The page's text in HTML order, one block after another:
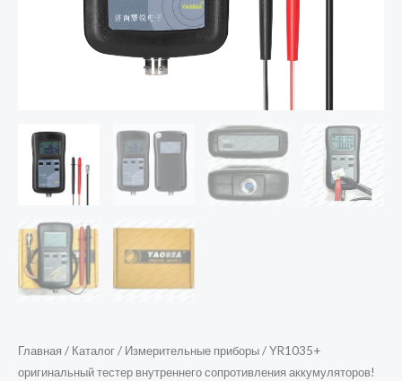
Главная / Каталог/ Измерительные приборы/ YR1035+
оригинальный тестер внутреннего сопротивления аккумуляторов!